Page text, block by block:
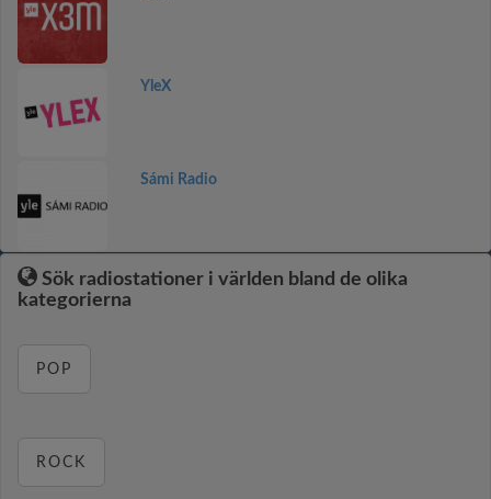
YleX
Sámi Radio
Sök radiostationer i världen bland de olika
kategorierna
POP
ROCK